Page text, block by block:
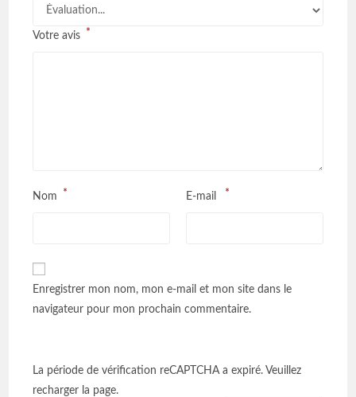
Votre avis *
Nom * E-mail *
Enregistrer mon nom, mon e-mail et mon site dans le
navigateur pour mon prochain commentaire.
La période de vérification reCAPTCHA a expiré. Veuillez
recharger la page.